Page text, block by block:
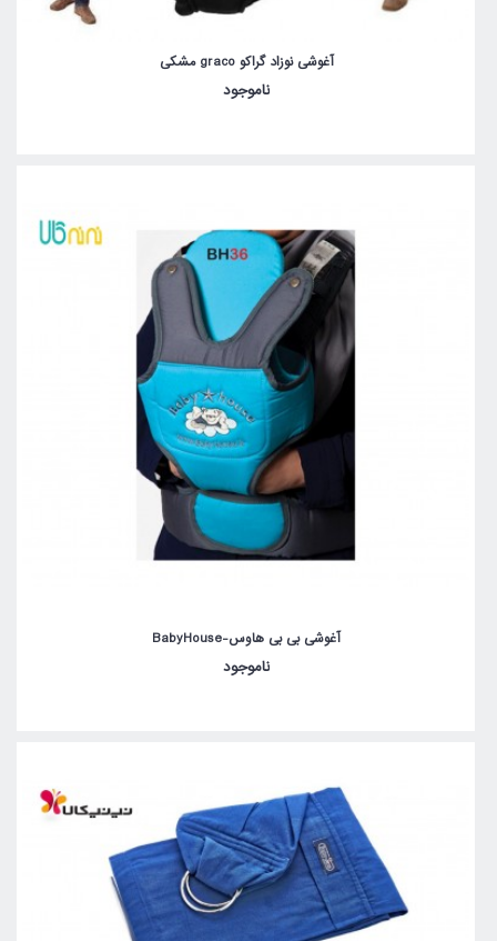
آغوشی نوزاد گراکو graco مشکی
ناموجود
آغوشی بی بی هاوس-BabyHouse
ناموجود